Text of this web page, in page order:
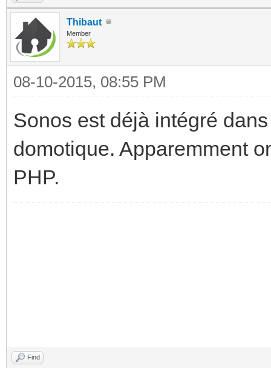
Thibaut
Member
08-10-2015, 08:55 PM
Sonos est déjà intégré
domotique. Apparemment
PHP.
Find